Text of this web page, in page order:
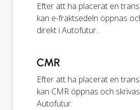
Efter att ha placerat en
kan e-fraktsedeln öppnas
direkt i Autofutur.
CMR
Efter att ha placerat en
kan CMR öppnas och
Autofutur.